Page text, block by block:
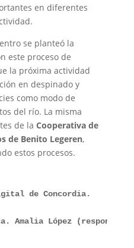
en diferentes
se planteó la
este proceso de
la próxima actividad
en despinado y
como modo de
del río. La misma
de la Cooperativa de
de Benito Legeren,
estos procesos.
de Concordia.
Amalia López